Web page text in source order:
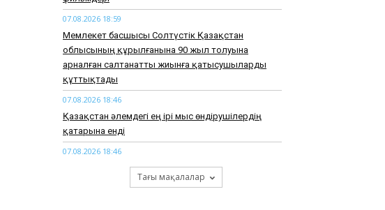
07.08.2026 18:59
Мемлекет басшысы Солтүстік Қазақстан
облысының құрылғанына 90 жыл толуына
арналған салтанатты жиынға қатысушыларды
құттықтады
07.08.2026 18:46
Қазақстан әлемдегі ең ірі мыс өндірушілердің
қатарына енді
07.08.2026 18:46
Марқұм Нұрай Серікбайдың туыстары
айыпталушыдан 10 миллиард теңге моральдық
Тағы мақалалар